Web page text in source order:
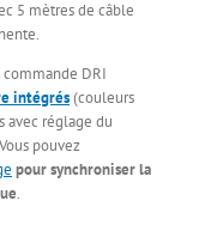
5 mètres de câble
DRI
intégrés(couleurs
avec réglage du
pouvez
pour synchroniser la
.